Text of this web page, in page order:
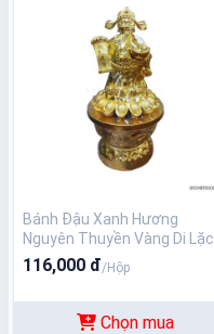
Bánh Đậu Xanh Hương
Nguyên Thuyền Vàng Di Lặc
116,000 đ/Hộp
Chọn mua